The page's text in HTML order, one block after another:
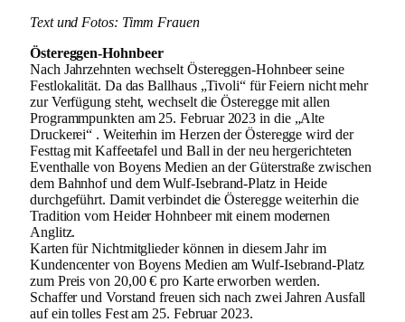
Text und Fotos: Timm Frauen
Östereggen-Hohnbeer
Nach Jahrzehnten wechselt Östereggen-Hohnbeer seine
Festlokalität. Da das Ballhaus „Tivoli“ für Feiern nicht mehr
zur Verfügung steht, wechselt die Österegge mit allen
Programmpunkten am 25. Februar 2023 in die „Alte
Druckerei“ . Weiterhin im Herzen der Österegge wird der
Festtag mit Kaffeetafel und Ball in der neu hergerichteten
Eventhalle von Boyens Medien an der Güterstraße zwischen
dem Bahnhof und dem Wulf-Isebrand-Platz in Heide
durchgeführt. Damit verbindet die Österegge weiterhin die
Tradition vom Heider Hohnbeer mit einem modernen
Anglitz.
Karten für Nichtmitglieder können in diesem Jahr im
Kundencenter von Boyens Medien am Wulf-Isebrand-Platz
zum Preis von 20,00 € pro Karte erworben werden.
Schaffer und Vorstand freuen sich nach zwei Jahren Ausfall
auf ein tolles Fest am 25. Februar 2023.